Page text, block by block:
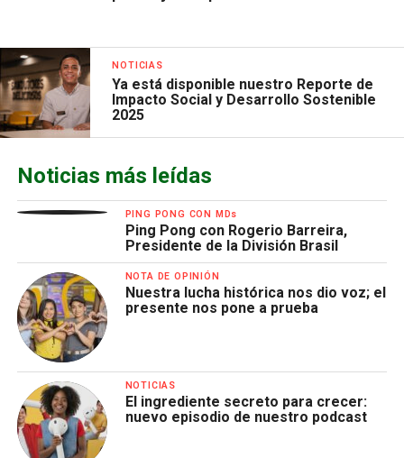
NOTICIAS
Ya está disponible nuestro Reporte de
Impacto Social y Desarrollo Sostenible
2025
Noticias más leídas
PING PONG CON MDs
Ping Pong con Rogerio Barreira,
Presidente de la División Brasil
NOTA DE OPINIÓN
Nuestra lucha histórica nos dio voz; el
presente nos pone a prueba
NOTICIAS
El ingrediente secreto para crecer:
nuevo episodio de nuestro podcast